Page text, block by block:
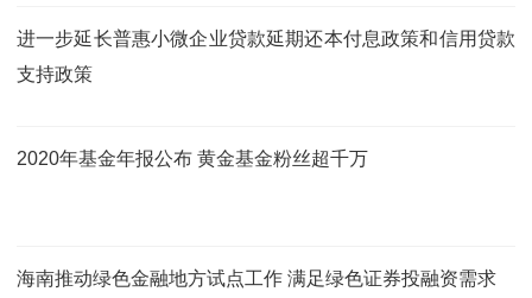
进一步延长普惠小微企业贷款延期还本付息政策和信用贷款
支持政策
2020年基金年报公布 黄金基金粉丝超千万
海南推动绿色金融地方试点工作 满足绿色证券投融资需求